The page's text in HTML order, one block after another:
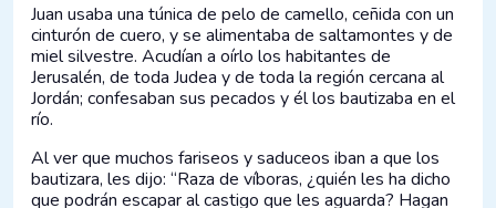
Juan usaba una túnica de pelo de camello, ceñida con un
cinturón de cuero, y se alimentaba de saltamontes y de
miel silvestre. Acudían a oírlo los habitantes de
Jerusalén, de toda Judea y de toda la región cercana al
Jordán; confesaban sus pecados y él los bautizaba en el
río.
Al ver que muchos fariseos y saduceos iban a que los
bautizara, les dijo: “Raza de víboras, ¿quién les ha dicho
que podrán escapar al castigo que les aguarda? Hagan